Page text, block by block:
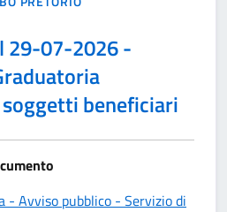
29-07-2026 -
beneficiari
- Avviso pubblico - Servizio di